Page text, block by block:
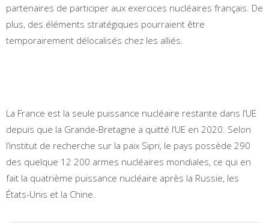
partenaires de participer aux exercices nucléaires français. De
plus, des éléments stratégiques pourraient être
temporairement délocalisés chez les alliés.
La France est la seule puissance nucléaire restante dans l’UE
depuis que la Grande-Bretagne a quitté l’UE en 2020. Selon
l’institut de recherche sur la paix Sipri, le pays possède 290
des quelque 12 200 armes nucléaires mondiales, ce qui en
fait la quatrième puissance nucléaire après la Russie, les
États-Unis et la Chine.